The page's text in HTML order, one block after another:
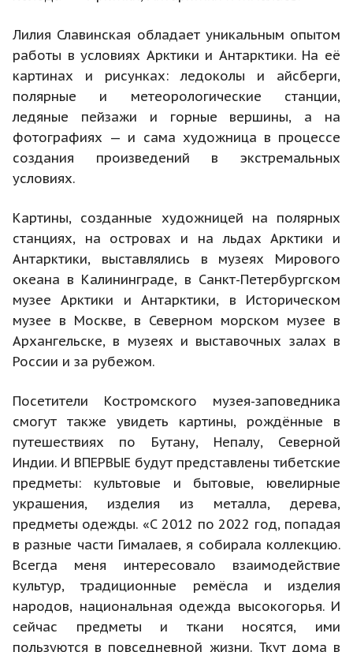
Лилия Славинская обладает уникальным опытом
работы в условиях Арктики и Антарктики. На её
картинах и рисунках: ледоколы и айсберги,
полярные и метеорологические станции,
ледяные пейзажи и горные вершины, а на
фотографиях — и сама художница в процессе
создания произведений в экстремальных
условиях.
Картины, созданные художницей на полярных
станциях, на островах и на льдах Арктики и
Антарктики, выставлялись в музеях Мирового
океана в Калининграде, в Санкт-Петербургском
музее Арктики и Антарктики, в Историческом
музее в Москве, в Северном морском музее в
Архангельске, в музеях и выставочных залах в
России и за рубежом.
Посетители Костромского музея-заповедника
смогут также увидеть картины, рождённые в
путешествиях по Бутану, Непалу, Северной
Индии. И ВПЕРВЫЕ будут представлены тибетские
предметы: культовые и бытовые, ювелирные
украшения, изделия из металла, дерева,
предметы одежды. «С 2012 по 2022 год, попадая
в разные части Гималаев, я собирала коллекцию.
Всегда меня интересовало взаимодействие
культур, традиционные ремёсла и изделия
народов, национальная одежда высокогорья. И
сейчас предметы и ткани носятся, ими
пользуются в повседневной жизни. Ткут дома в